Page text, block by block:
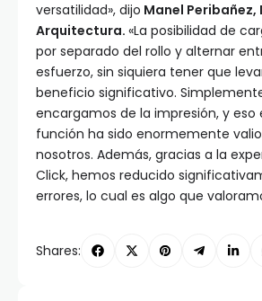
versatilidad», dijo Manel Peribañez,
Arquitectura. «La posibilidad de
por separado del rollo y alternar
esfuerzo, sin siquiera tener que
beneficio significativo.
encargamos de la impresión, y eso
función ha sido enormemente
nosotros. Además, gracias a la
Click, hemos reducido
errores, lo cual es algo que
Shares: